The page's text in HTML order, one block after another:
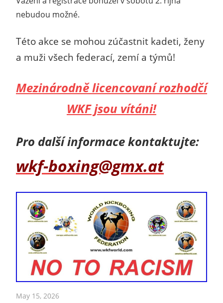
nebudou možné.
Této akce se mohou zúčastnit kadeti, ženy
a muži všech federací, zemí a týmů!
Mezinárodně licencovaní rozhodčí
WKF jsou vítáni!
Pro další informace kontaktujte:
wkf-boxing@gmx.at
May 15, 2026